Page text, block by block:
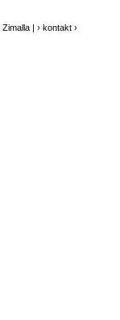
Zimalla |› kontakt ›